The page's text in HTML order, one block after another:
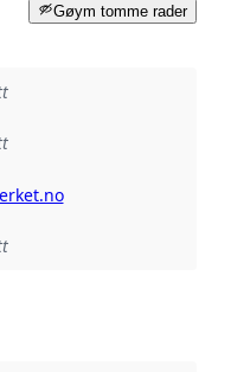
Gøym tomme rader